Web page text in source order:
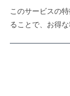
このサービスの
ることで、お得